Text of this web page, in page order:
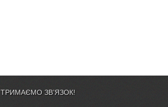
ТРИМАЄМО ЗВ’ЯЗОК!